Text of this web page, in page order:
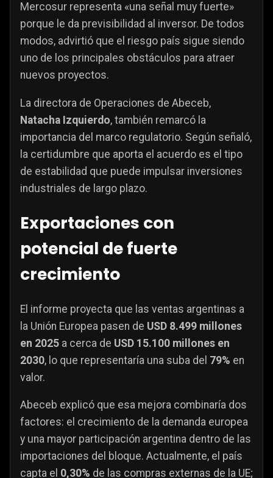
Mercosur representa «una señal muy fuerte»
porque le da previsibilidad al inversor. De todos
modos, advirtió que el riesgo país sigue siendo
uno de los principales obstáculos para atraer
nuevos proyectos.
La directora de Operaciones de Abeceb,
Natacha Izquierdo, también remarcó la
importancia del marco regulatorio. Según señaló,
la certidumbre que aporta el acuerdo es el tipo
de estabilidad que puede impulsar inversiones
industriales de largo plazo.
Exportaciones con
potencial de fuerte
crecimiento
El informe proyecta que las ventas argentinas a
la Unión Europea pasen de USD 8.499 millones
en 2025 a cerca de USD 15.100 millones en
2030, lo que representaría una suba del 79% en
valor.
Abeceb explicó que esa mejora combinaría dos
factores: el crecimiento de la demanda europea
y una mayor participación argentina dentro de las
importaciones del bloque. Actualmente, el país
capta el 0,30% de las compras externas de la UE;